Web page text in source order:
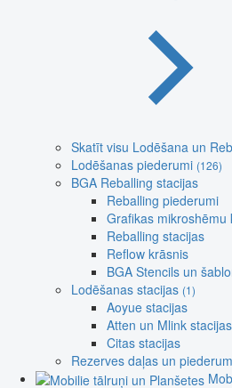
Skatīt visu Lodēšana un
Lodēšanas piederumi (126)
BGA Reballing stacijas
Reballing piederumi
Grafikas mikroshēmu
Reballing stacijas
Reflow krāsnis
BGA Stencils un
Lodēšanas stacijas (1)
Aoyue stacijas
Atten un Mlink stacijas
Citas stacijas
Rezerves daļas un